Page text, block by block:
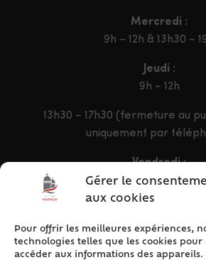
Gérer le
aux cookies
Pour offrir les meilleures expériences,
technologies telles que les cookies pour
accéder aux informations des
Mercredi :
9h – 12h & 13h30 –
Jeudi :
9h – 12h
13h30 – 17h30 (fermeture au
uniquement par
Vendredi :
9h – 12h & 13h30 –
ACCÈS
Accueil